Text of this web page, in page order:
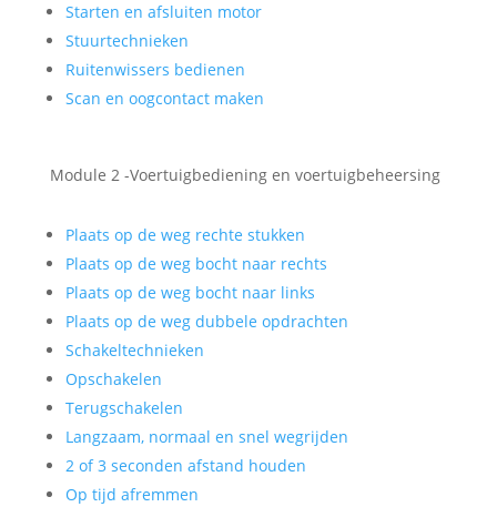
Starten en afsluiten motor
Stuurtechnieken
Ruitenwissers bedienen
Scan en oogcontact maken
Module 2 -Voertuigbediening en voertuigbeheersing
Plaats op de weg rechte stukken
Plaats op de weg bocht naar rechts
Plaats op de weg bocht naar links
Plaats op de weg dubbele opdrachten
Schakeltechnieken
Opschakelen
Terugschakelen
Langzaam, normaal en snel wegrijden
2 of 3 seconden afstand houden
Op tijd afremmen